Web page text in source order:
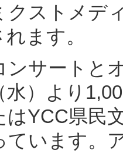
ストメデ
ます。
ンサートと
水）より
はYCC県民
ています。